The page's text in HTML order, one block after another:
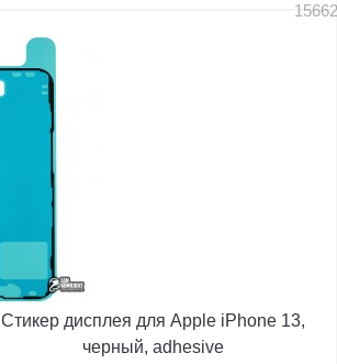
Стикер дисплея для Apple iPhone 13,
черный, adhesive